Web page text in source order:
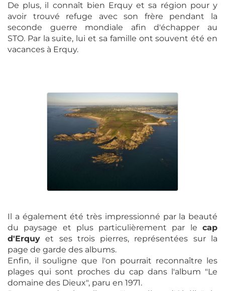
De plus, il connaît bien Erquy et sa région pour y
avoir trouvé refuge avec son frère pendant la
seconde guerre mondiale afin d'échapper au
STO. Par la suite, lui et sa famille ont souvent été en
vacances à Erquy.
Il a également été très impressionné par la beauté
du paysage et plus particulièrement par le cap
d'Erquy et ses trois pierres, représentées sur la
page de garde des albums.
Enfin, il souligne que l'on pourrait reconnaître les
plages qui sont proches du cap dans l'album "Le
domaine des Dieux", paru en 1971.